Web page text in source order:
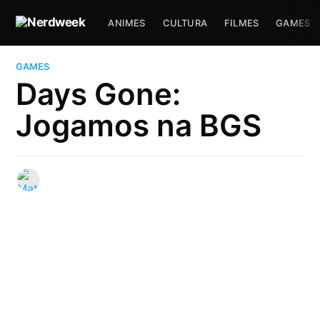
ANIMES CULTURA FILMES GAMES
GAMES
Days Gone:
Jogamos na BGS